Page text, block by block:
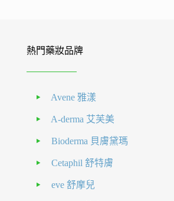
熱門藥妝品牌
Avene 雅漾
A-derma 艾芙美
Bioderma 貝膚黛瑪
Cetaphil 舒特膚
eve 舒摩兒